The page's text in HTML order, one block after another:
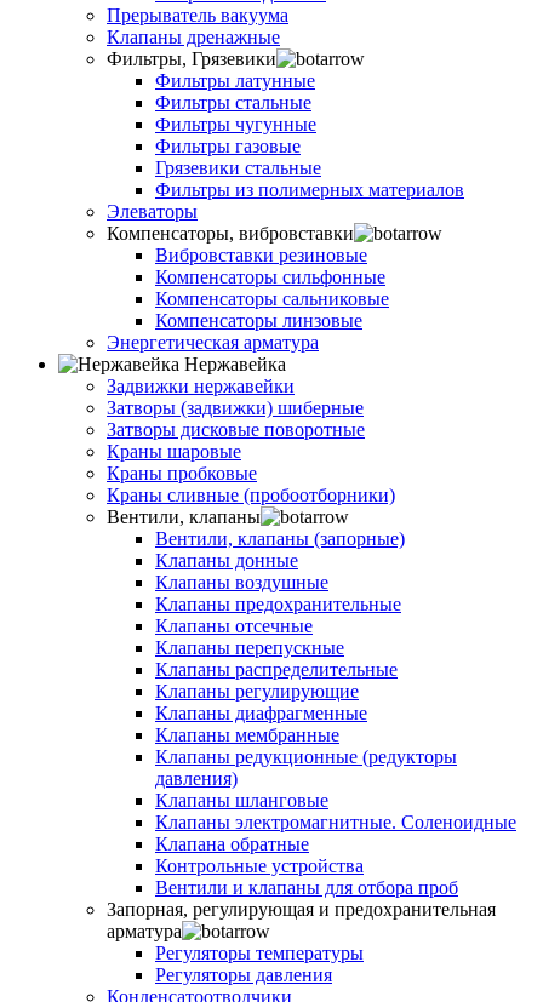
Прерыватель вакуума
Клапаны дренажные
Фильтры, Грязевики
Фильтры латунные
Фильтры стальные
Фильтры чугунные
Фильтры газовые
Грязевики стальные
Фильтры из полимерных материалов
Элеваторы
Компенсаторы, вибровставки
Вибровставки резиновые
Компенсаторы сильфонные
Компенсаторы сальниковые
Компенсаторы линзовые
Энергетическая арматура
Нержавейка
Задвижки нержавейки
Затворы (задвижки) шиберные
Затворы дисковые поворотные
Краны шаровые
Краны пробковые
Краны сливные (пробоотборники)
Вентили, клапаны
Вентили, клапаны (запорные)
Клапаны донные
Клапаны воздушные
Клапаны предохранительные
Клапаны отсечные
Клапаны перепускные
Клапаны распределительные
Клапаны регулирующие
Клапаны диафрагменные
Клапаны мембранные
Клапаны редукционные (редукторы
давления)
Клапаны шланговые
Клапаны электромагнитные. Соленоидные
Клапана обратные
Контрольные устройства
Вентили и клапаны для отбора проб
Запорная, регулирующая и предохранительная
арматура
Регуляторы температуры
Регуляторы давления
Конденсатоотводчики